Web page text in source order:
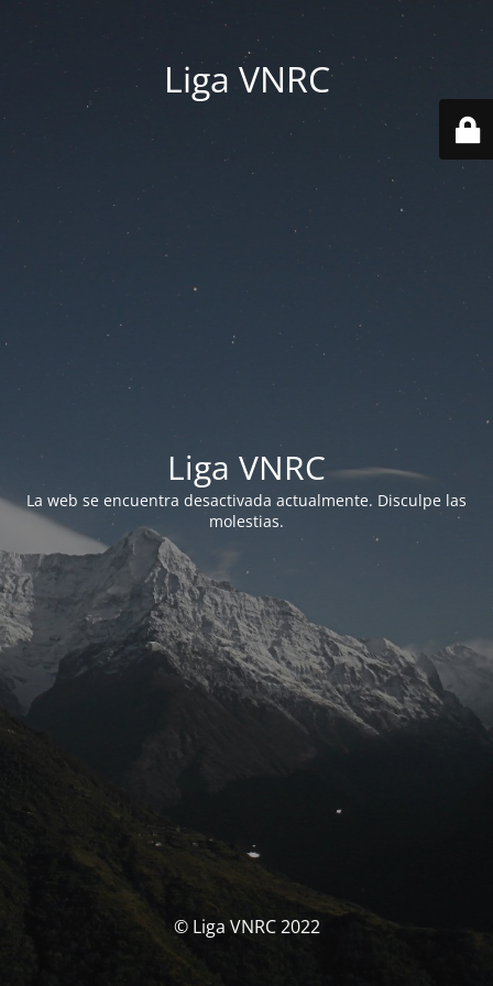
Liga VNRC
Liga VNRC
La web se encuentra desactivada actualmente. Disculpe las
molestias.
© Liga VNRC 2022